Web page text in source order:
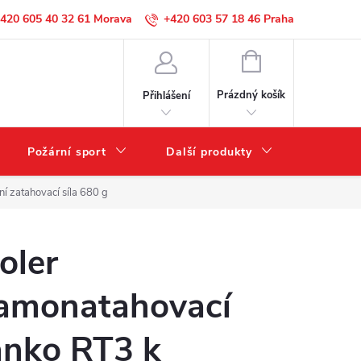
605 40 32 61 +420 603 57 18 46
Přihlášení
NÁKUPNÍ
Prázdný košík
Požární sport Další produkty
zatahovací síla 680 g
RT3 k